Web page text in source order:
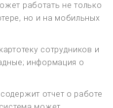
работать не только
но и на мобильных
сотрудников и
информация о
отчет о работе